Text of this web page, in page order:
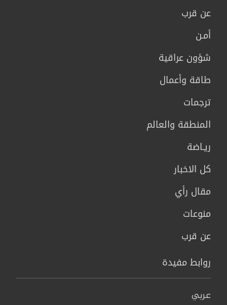
عن قرب
أمـن
شؤون عراقية
طاقة وأعمال
ترجمات
المنطقة والعالم
ريـاضة
كل الاخبار
مقال رأي
منوعات
عن قرب
روابط مفيدة
عربي